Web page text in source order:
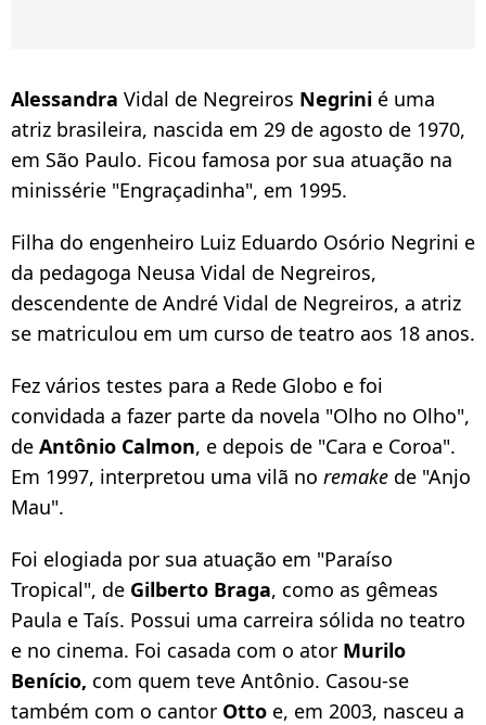
Alessandra Vidal de Negreiros Negrini é uma
atriz brasileira, nascida em 29 de agosto de 1970,
em São Paulo. Ficou famosa por sua atuação na
minissérie "Engraçadinha", em 1995.
Filha do engenheiro Luiz Eduardo Osório Negrini e
da pedagoga Neusa Vidal de Negreiros,
descendente de André Vidal de Negreiros, a atriz
se matriculou em um curso de teatro aos 18 anos.
Fez vários testes para a Rede Globo e foi
convidada a fazer parte da novela "Olho no Olho",
de Antônio Calmon, e depois de "Cara e Coroa".
Em 1997, interpretou uma vilã no remake de "Anjo
Mau".
Foi elogiada por sua atuação em "Paraíso
Tropical", de Gilberto Braga, como as gêmeas
Paula e Taís. Possui uma carreira sólida no teatro
e no cinema. Foi casada com o ator Murilo
Benício, com quem teve Antônio. Casou-se
também com o cantor Otto e, em 2003, nasceu a